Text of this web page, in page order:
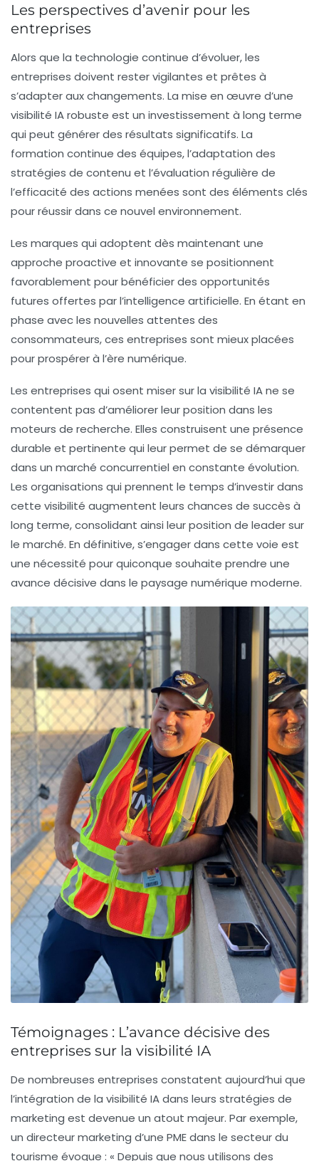
Les perspectives d’avenir pour les
entreprises
Alors que la technologie continue d’évoluer, les
entreprises doivent rester vigilantes et prêtes à
s’adapter aux changements. La mise en œuvre d’une
visibilité IArobuste est un investissement à long terme
qui peut générer des résultats significatifs. La
formation continue des équipes, l’adaptation des
stratégies de contenu et l’évaluation régulière de
l’efficacité des actions menées sont des éléments clés
pour réussir dans ce nouvel environnement.
Les marques qui adoptent dès maintenant une
approche proactive et innovante se positionnent
favorablement pour bénéficier des opportunités
futures offertes par l’intelligence artificielle. En étant en
phase avec les nouvelles attentes des
consommateurs, ces entreprises sont mieux placées
pour prospérer à l’ère numérique.
Les entreprises qui osent miser sur la visibilité IA ne se
contentent pas d’améliorer leur position dans les
moteurs de recherche. Elles construisent une présence
durable et pertinente qui leur permet de se démarquer
dans un marché concurrentiel en constante évolution.
Les organisations qui prennent le temps d’investir dans
cette visibilité augmentent leurs chances de succès à
long terme, consolidant ainsi leur position de leader sur
le marché. En définitive, s’engager dans cette voie est
une nécessité pour quiconque souhaite prendre une
avance décisive dans le paysage numérique moderne.
Témoignages : L’avance décisive des
entreprises sur la visibilité IA
De nombreuses entreprises constatent aujourd’hui que
l’intégration de la visibilité IAdans leurs stratégies de
marketing est devenue un atout majeur. Par exemple,
un directeur marketing d’une PME dans le secteur du
tourisme évoque : « Depuis que nous utilisons des